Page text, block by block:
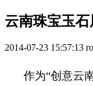
云南珠宝玉
2014-07-23 15:57:13
作为“创意云